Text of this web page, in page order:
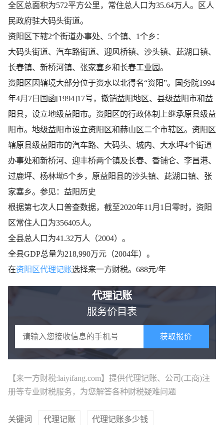
全区总面积为572平方公里，常住总人口为35.64万人。区人
民政府驻大码头街道。
资阳区下辖2个街道办事处、5个镇、1个乡：
大码头街道、​汽车路街道、​迎风桥镇、​沙头镇、​茈湖口镇、​
长春镇、​新桥河镇、​张家塞乡和长春工业园。
资阳区因辖境大部分位于资水以北得名“资阳”。国务院1994
年4月7日国函[1994]17号，撤销益阳地区、县级益阳市和益
阳县，设立地级益阳市。资阳区的行政体制上继承原县级益
阳市。地级益阳市设立资阳区和赫山区二个市辖区。资阳区
辖原县级益阳市的汽车路、大码头、城内、大水坪4个街道
办事处和新桥河、迎丰桥两个镇及长春、香铺仑、李昌港、
过鹿坪、杨林坳5个乡，原益阳县的沙头镇、茈湖口镇、张
家塞乡。 参见：益阳历史
根据第七次人口普查数据，截至2020年11月1日零时，资阳
区常住人口为356405人。
全县总人口为41.32万人（2004）。
全县GDP总量为218,990万元（2004年）。
在资阳区代理记账选择来一方财税。688元/年
代理记账
服务价目表
获取报价
【来一方财税:laiyifang.com】提供代理记账、公司(工商)注
册等专业财税服务，为您解答各种财税疑难问题
关键词 代理记账 代理记账多少钱